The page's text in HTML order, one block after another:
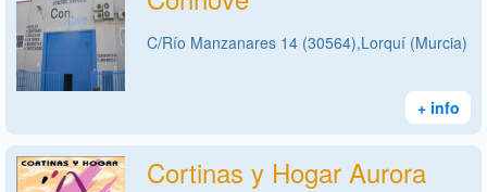
C/Río Manzanares 14 (30564),Lorquí (Murcia)
+ info
Cortinas y Hogar Aurora